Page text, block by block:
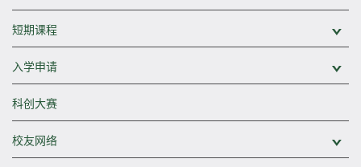
短期课程
入学申请
科创大赛
校友网络